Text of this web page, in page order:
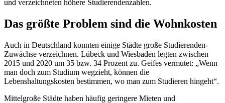
und verzeichneten höhere Studierendenzahlen.
Das größte Problem sind die Wohnkosten
Auch in Deutschland konnten einige Städte große Studierenden-
Zuwächse verzeichnen. Lübeck und Wiesbaden legten zwischen
2015 und 2020 um 35 bzw. 34 Prozent zu. Geifes vermutet: „Wenn
man doch zum Studium wegzieht, können die
Lebenshaltungskosten bestimmen, wo man zum Studieren hingeht“.
Mittelgroße Städte haben häufig geringere Mieten und